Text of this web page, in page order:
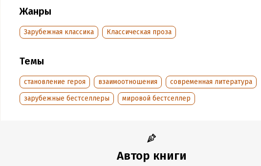
Подробная информация
Год издания:2024
Жанры
Зарубежная классика Классическая проза
Темы
становление героя взаимоотношения
современная литература
зарубежные бестселлеры
мировой бестселлер
Автор книги